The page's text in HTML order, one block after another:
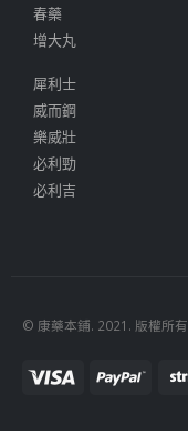
春藥
增大丸
犀利士
威而鋼
樂威壯
必利勁
必利吉
© 康藥本鋪. 2021. 版權所有